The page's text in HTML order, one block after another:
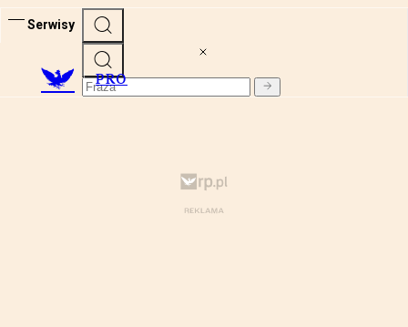
Serwisy
PRO